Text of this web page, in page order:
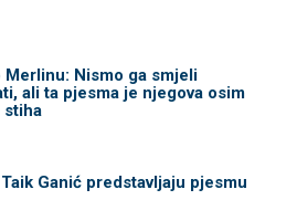
Merlinu: Nismo ga smjeli
ali ta pjesma je njegova osim
stiha
Ganić predstavljaju pjesmu